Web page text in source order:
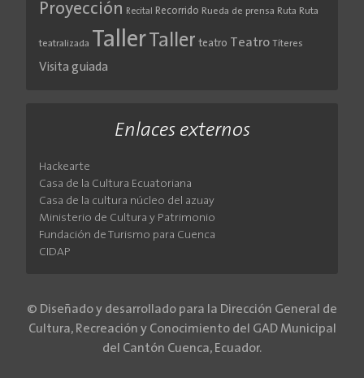
Proyección Recital Recorrido Rueda de prensa Ruta Ruta
teatralizada Taller Taller teatro Teatro Títeres
Visita guiada
Enlaces externos
Hackearte
Casa de la Cultura Ecuatoriana
Casa de la cultura núcleo del azuay
Ministerio de Cultura y Patrimonio
Fundación de Turismo para Cuenca
CIDAP
© Diseñado y desarrollado para la Dirección General de
Cultura, Recreación y Conocimiento del GAD Municipal
del Cantón Cuenca, Ecuador.